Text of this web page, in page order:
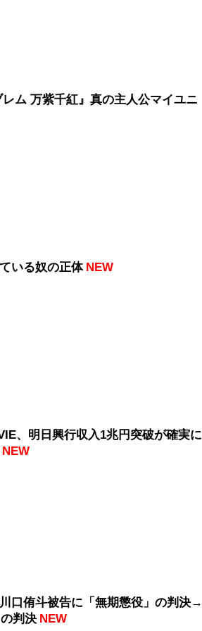
レム 万紫千紅』真の主人公マイユニ
いる奴の正体 NEW
、明日興行収入1兆円突破が確実に
NEW
口侑斗被告に「無期懲役」の判決→
判決 NEW